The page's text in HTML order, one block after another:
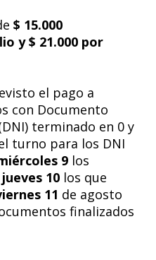
$ 15.000
y $ 21.000 por
el pago a
con Documento
terminado en 0 y
turno para los DNI
9 los
jueves 10 los que
11 de agosto
finalizados